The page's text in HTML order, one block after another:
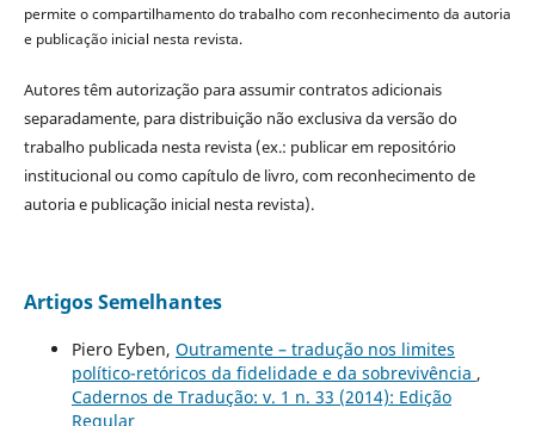
permite o compartilhamento do trabalho com reconhecimento da autoria
e publicação inicial nesta revista.
Autores têm autorização para assumir contratos adicionais
separadamente, para distribuição não exclusiva da versão do
trabalho publicada nesta revista (ex.: publicar em repositório
institucional ou como capítulo de livro, com reconhecimento de
autoria e publicação inicial nesta revista).
Artigos Semelhantes
Piero Eyben, Outramente – tradução nos limites
político-retóricos da fidelidade e da sobrevivência ,
Cadernos de Tradução: v. 1 n. 33 (2014): Edição
Regular